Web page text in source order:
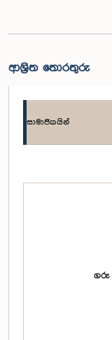
ආශ්‍රිත තොරතුරු
සාමාජිකයින්
ගරු